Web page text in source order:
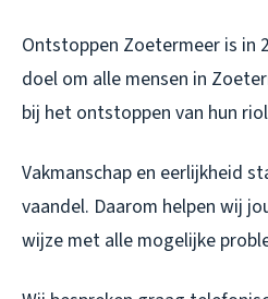
Ontstoppen Zoetermeer is in
doel om alle mensen in
bij het ontstoppen van hun
Vakmanschap en eerlijkheid
vaandel. Daarom helpen wij
wijze met alle mogelijke